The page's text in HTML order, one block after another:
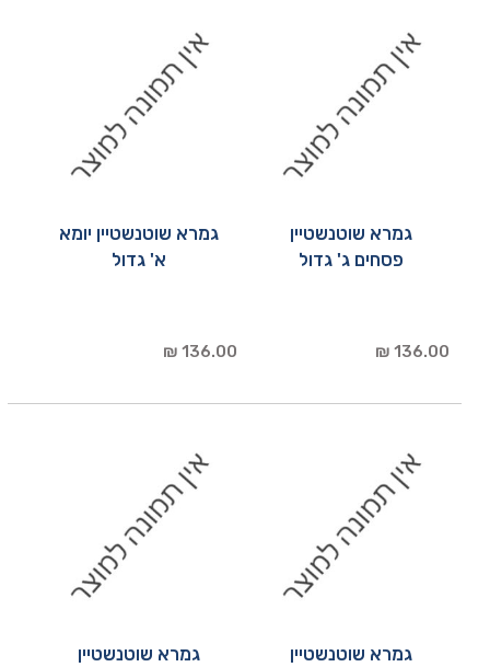
גמרא שוטנשטיין
פסחים ג' גדול
136.00 ₪
גמרא שוטנשטיין יומא
א' גדול
136.00 ₪
גמרא שוטנשטיין
גמרא שוטנשטיין